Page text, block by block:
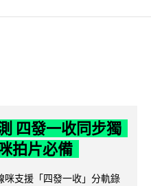
四發一收同步獨
拍片必備
支援「四發一收」分軌錄